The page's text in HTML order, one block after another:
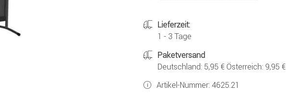
Lieferzeit:
1 - 3 Tage
Paketversand
Deutschland: 5,95 € Österreich: 9,95 €
Artikel-Nummer: 4625.21